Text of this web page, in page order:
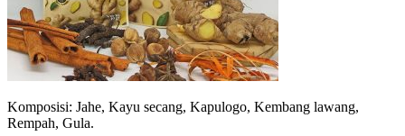
Komposisi: Jahe, Kayu secang, Kapulogo, Kembang lawang,
Rempah, Gula.